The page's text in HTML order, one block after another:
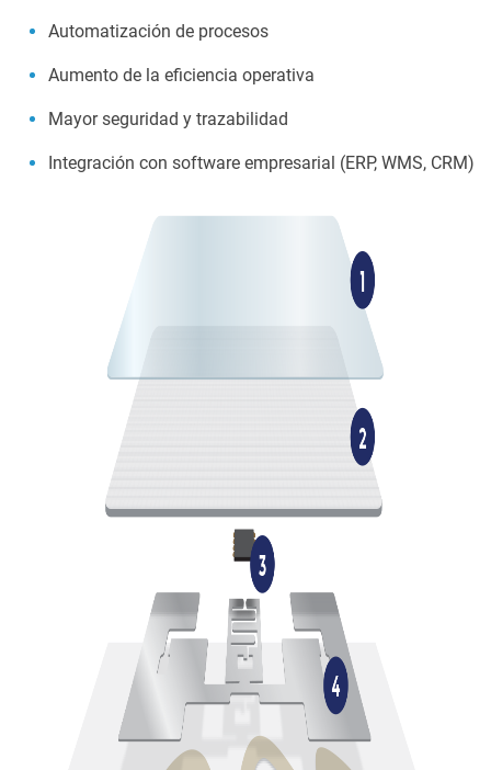
Automatización de procesos
Aumento de la eficiencia operativa
Mayor seguridad y trazabilidad
Integración con software empresarial (ERP, WMS, CRM)